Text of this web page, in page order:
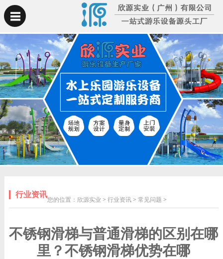
行业资讯
您的位置： 欣源实业 > 行业资讯> 常见问题 >
不锈钢滑梯与普通滑梯的区别在哪
里？不锈钢滑梯优势在哪